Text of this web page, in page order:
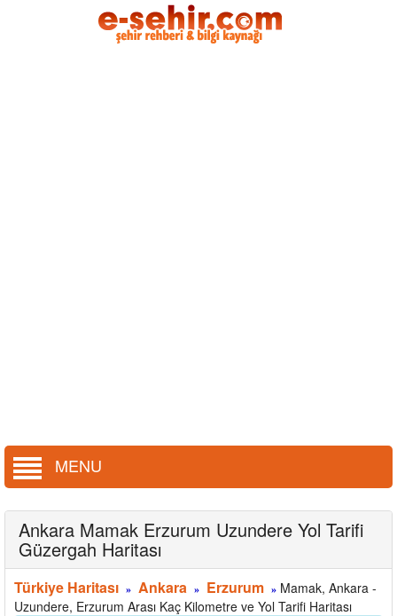
MENU
Ankara Mamak Erzurum Uzundere Yol Tarifi
Güzergah Haritası
Türkiye Haritası » Ankara » Erzurum » Mamak, Ankara -
Uzundere, Erzurum Arası Kaç Kilometre ve Yol Tarifi Haritası